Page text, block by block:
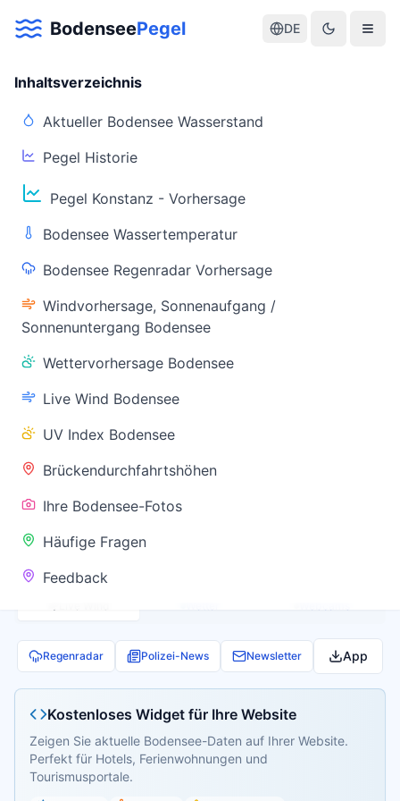
BodenseePegel DE
Inhaltsverzeichnis
Aktueller Bodensee Wasserstand
Pegel Historie
Pegel Konstanz - Vorhersage
Bodensee Wassertemperatur
Bodensee Regenradar Vorhersage
Windvorhersage, Sonnenaufgang /
Sonnenuntergang Bodensee
Wettervorhersage Bodensee
Live Wind Bodensee
UV Index Bodensee
Brückendurchfahrtshöhen
Ihre Bodensee-Fotos
Häufige Fragen
Feedback
Aktuelle Warnlage Bodensee
Aktueller Bodensee Pegel & Wasserstand
Live-Daten
(Konstanz)
Wassertemperatur
(Friedrichshafen)
Warnstatus
✅ Keine
Warnung
Regenradar Polizei-News Newsletter App
Kostenloses Widget für Ihre Website
Zeigen Sie aktuelle Bodensee-Daten auf Ihrer Website.
Perfekt für Hotels, Ferienwohnungen und
Tourismusportale.